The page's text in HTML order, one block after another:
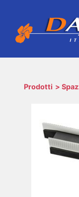
Prodotti